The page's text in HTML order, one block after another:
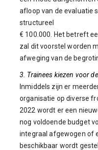
afloop van de evaluatie
structureel
€ 100.000. Het betreft
zal dit voorstel worden
afweging van de
3. Trainees kiezen voor
Inmiddels zijn er
organisatie op diverse
2022 wordt er een
nog voldoende budget
integraal afgewogen of
beschikbaar wordt